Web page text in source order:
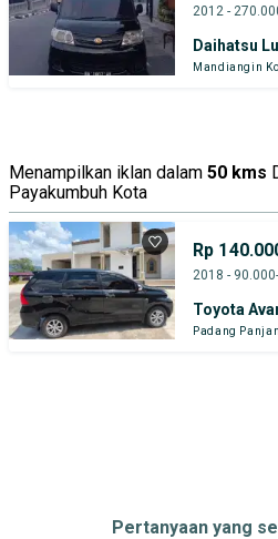
2012 -
Daihatsu
Mandiangin
Menampilkan iklan dalam 50 kms
Payakumbuh Kota
Rp
2018 -
Toyota
Padang
Pertanyaan yang